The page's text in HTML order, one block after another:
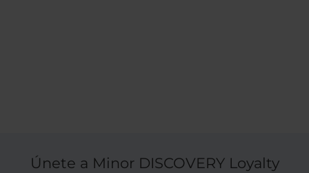
Únete a Minor DISCOVERY Loyalty